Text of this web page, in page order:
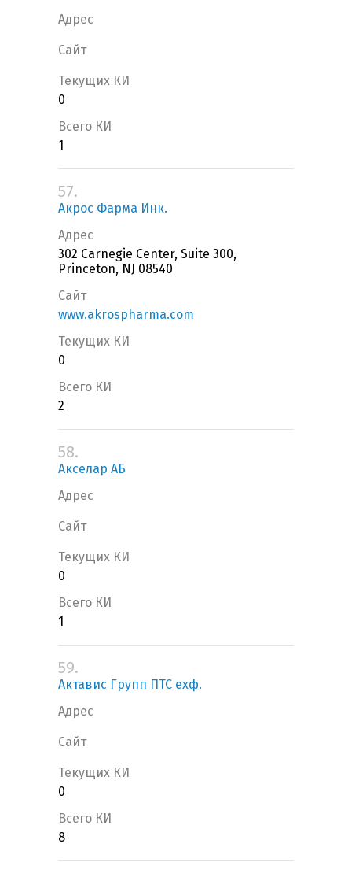
Адрес
Сайт
Текущих КИ
0
Всего КИ
1
57.
Акрос Фарма Инк.
Адрес
302 Carnegie Center, Suite 300,
Princeton, NJ 08540
Сайт
www.akrospharma.com
Текущих КИ
0
Всего КИ
2
58.
Акселар АБ
Адрес
Сайт
Текущих КИ
0
Всего КИ
1
59.
Актавис Групп ПТС ехф.
Адрес
Сайт
Текущих КИ
0
Всего КИ
8